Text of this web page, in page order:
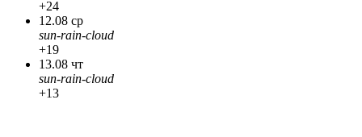
+24
12.08 ср
sun-rain-cloud
+19
13.08 чт
sun-rain-cloud
+13